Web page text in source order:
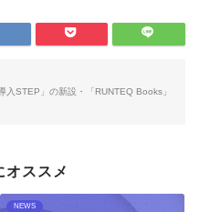
STEP」の新設・「RUNTEQ Books」
オススメ
NEWS